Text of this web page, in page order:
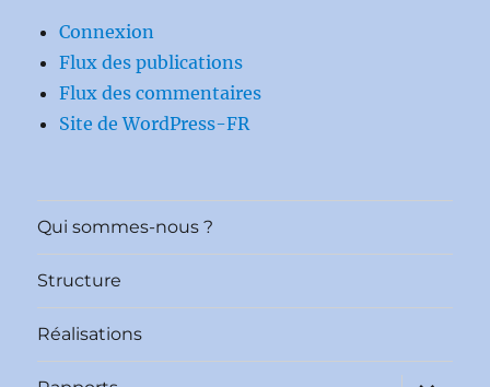
Connexion
Flux des publications
Flux des commentaires
Site de WordPress-FR
Qui sommes-nous ?
Structure
Réalisations
ouvrir